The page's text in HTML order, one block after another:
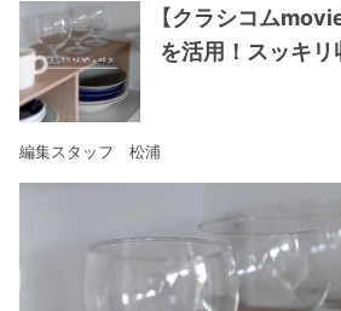
【クラシコム
を活用！スッキ
編集スタッフ 松浦